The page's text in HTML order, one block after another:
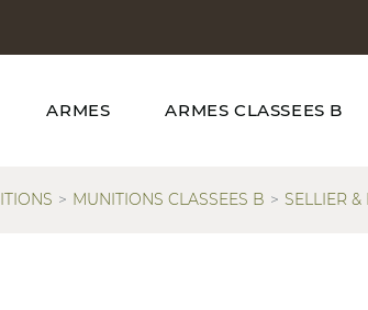
ARMES ARMES CLASSEES B
MUNITIONS CLASSEES B SELLIER